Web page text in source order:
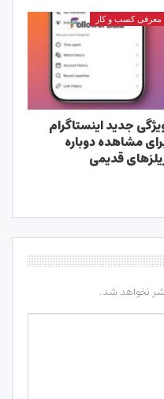
معرفی کسب و کار
جدید اینستاگرام
مشاهده دوباره
قدیمی
نخواهد شد.